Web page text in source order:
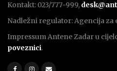
Kontakt: 023/777-999,
Nadležni regulator: Agencija za
Impressum Antene Zadar u
poveznici.